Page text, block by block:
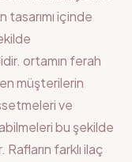
tasarımı içinde
ortamın ferah
müşterilerin
ve
bu şekilde
farklı ilaç